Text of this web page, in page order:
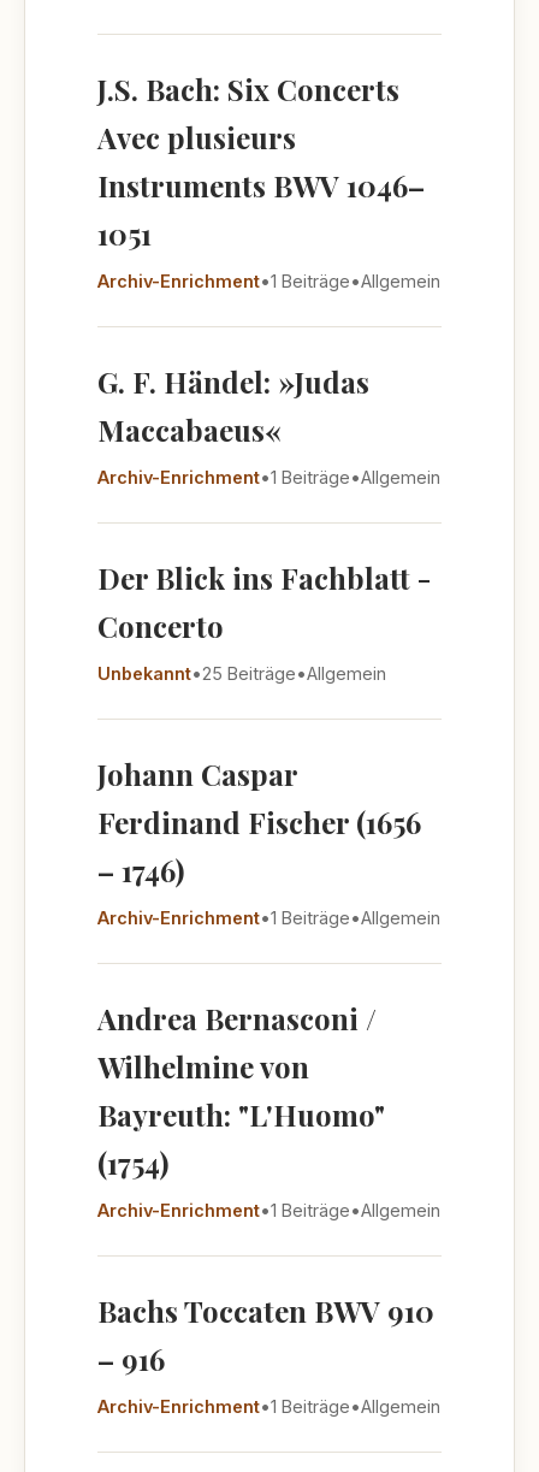
J.S. Bach: Six Concerts
Avec plusieurs
Instruments BWV 1046–
1051
Archiv-Enrichment•1 Beiträge•Allgemein
G. F. Händel: »Judas
Maccabaeus«
Archiv-Enrichment•1 Beiträge•Allgemein
Der Blick ins Fachblatt -
Concerto
Unbekannt•25 Beiträge•Allgemein
Johann Caspar
Ferdinand Fischer (1656
– 1746)
Archiv-Enrichment•1 Beiträge•Allgemein
Andrea Bernasconi /
Wilhelmine von
Bayreuth: "L'Huomo"
(1754)
Archiv-Enrichment•1 Beiträge•Allgemein
Bachs Toccaten BWV 910
– 916
Archiv-Enrichment•1 Beiträge•Allgemein